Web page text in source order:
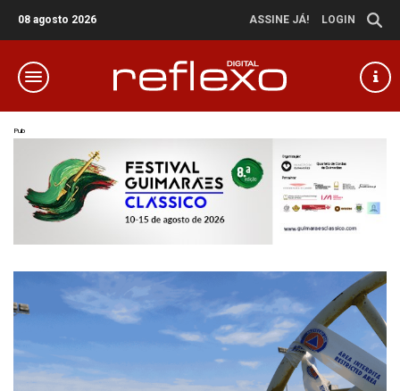
08 agosto 2026 ASSINE JÁ! LOGIN
Pub